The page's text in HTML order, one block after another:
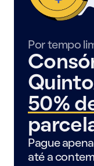
Por tempo
50%
Pague
até a